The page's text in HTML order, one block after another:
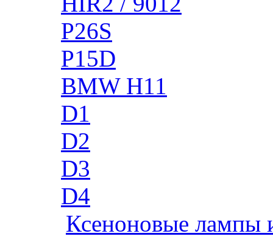
P26S
P15D
BMW H11
D1
D2
D3
D4
Ксеноновые лампы